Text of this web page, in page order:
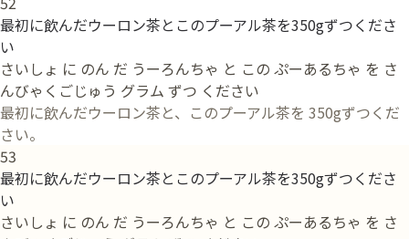
最初に飲んだウーロン茶とこのプーアル茶を350gずつくださ
い
さいしょ に のん だ うーろんちゃ と この ぷーあるちゃ を さ
んびゃくごじゅう グラム ずつ ください
最初に飲んだウーロン茶と、このプーアル茶を 350gずつくだ
さい。
53
最初に飲んだウーロン茶とこのプーアル茶を350gずつくださ
い
さいしょ に のん だ うーろんちゃ と この ぷーあるちゃ を さ